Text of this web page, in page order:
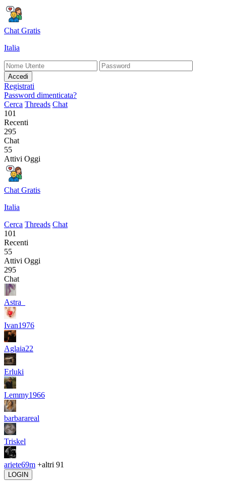
Chat Gratis
Italia
Accedi
Registrati
Password dimenticata?
Cerca Threads Chat
101
Recenti
295
Chat
55
Attivi Oggi
Chat Gratis
Italia
Cerca Threads Chat
101
Recenti
55
Attivi Oggi
295
Chat
Astra_
Ivan1976
Aglaia22
Erluki
Lemmy1966
barbarareal
Triskel
ariete69m +altri 91
LOGIN